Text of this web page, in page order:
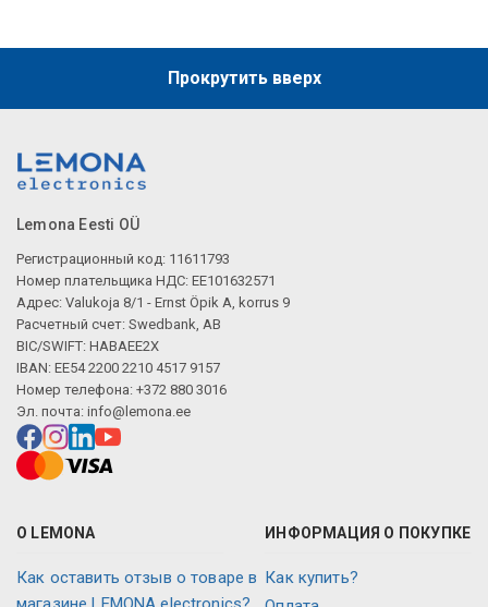
Прокрутить вверх
Lemona Eesti OÜ
Регистрационный код: 11611793
Номер плательщика НДС: EE101632571
Адрес: Valukoja 8/1 - Ernst Öpik A, korrus 9
Расчетный счет: Swedbank, AB
BIC/SWIFT: HABAEE2X
IBAN: EE54 2200 2210 4517 9157
Номер телефона: +372 880 3016
Эл. почта: info@lemona.ee
О LEMONA
Как оставить отзыв о товаре в
ИНФОРМАЦИЯ О ПОКУПКЕ
Как купить?